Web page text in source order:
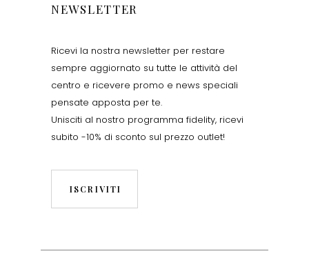
NEWSLETTER
Ricevi la nostra newsletter per restare
sempre aggiornato su tutte le attività del
centro e ricevere promo e news speciali
pensate apposta per te.
Unisciti al nostro programma fidelity, ricevi
subito -10% di sconto sul prezzo outlet!
ISCRIVITI